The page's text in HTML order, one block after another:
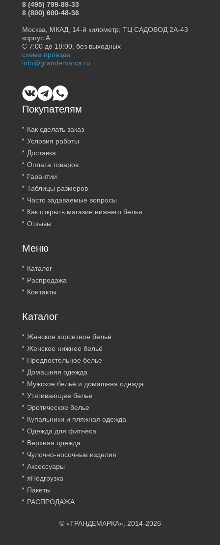
Покупателям
Как сделать заказ
Условия работы
Доставка
Оплата товаров
Гарантии
Таблицы размеров
Часто задаваемые вопросы
Как открыть магазин нижнего белья
Отзывы
Меню
Каталог
Распродажа
Контакты
Каталог
Женское корсетное бельё
Женское нижнее бельё
Предпостельное белье
Домашняя одежда
Мужское бельё и домашняя одежда
Утягивающее белье
Эротическое белье
Купальники и пляжная одежда
Одежда для фитнеса
Верхняя одежда
Чулочно-носочные изделия
Аксессуары
яПодгрузка
Пакеты
РАСПРОДАЖА
8 (495) 799-89-33
8 (800) 600-48-36
Москва, МКАД, 14-й километр, ТЦ САДОВОД 2А-43
корпус А.
С 7:00 до 18:00, без выходных
схема проезда
info@grandemarca.ru
© «ГРАНДЕМАРКА», 2014-2026